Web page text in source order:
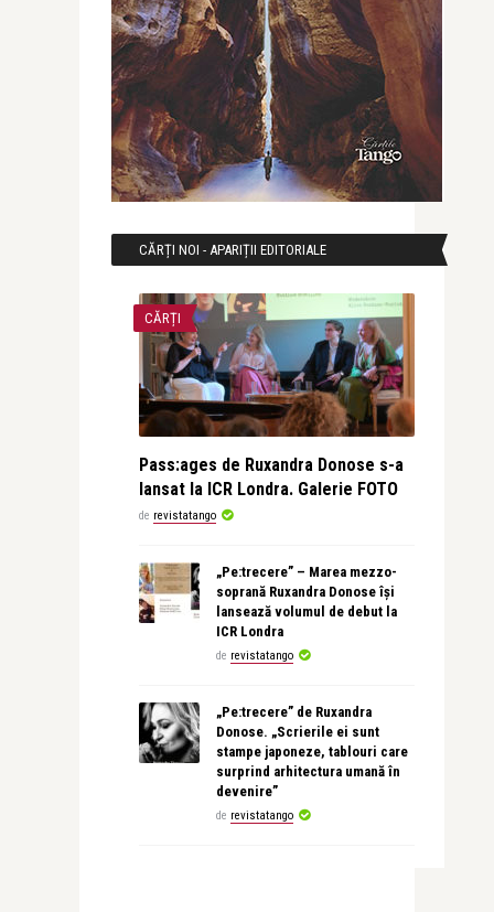
CĂRȚI NOI - APARIȚII EDITORIALE
CĂRȚI
Pass:ages de Ruxandra Donose s-a
lansat la ICR Londra. Galerie FOTO
de revistatango
„Pe:trecere” – Marea mezzo-
soprană Ruxandra Donose își
lansează volumul de debut la
ICR Londra
de revistatango
„Pe:trecere” de Ruxandra
Donose. „Scrierile ei sunt
stampe japoneze, tablouri care
surprind arhitectura umană în
devenire”
de revistatango